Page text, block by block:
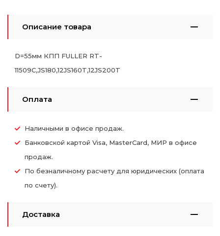
Описание товара
D=55мм КПП FULLER RT-
11509C,JS180,12JS160T,12JS200T
Оплата
Наличными в офисе продаж.
Банковской картой Visa, MasterCard, МИР в офисе
продаж.
По безналичному расчету для юридических (оплата
по счету).
Доставка